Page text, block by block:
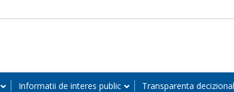
Informatii de interes public Transparenta